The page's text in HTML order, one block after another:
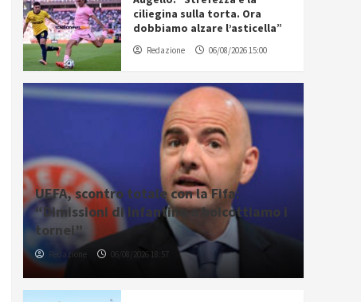
ciliegina sulla torta. Ora
dobbiamo alzare l’asticella”
Redazione 06/08/2026 15:00
UEFA, scontro totale con la Fifa:
“Dimissioni di Infantino o boicottiamo i
tornei”
Redazione 06/08/2026 18:57